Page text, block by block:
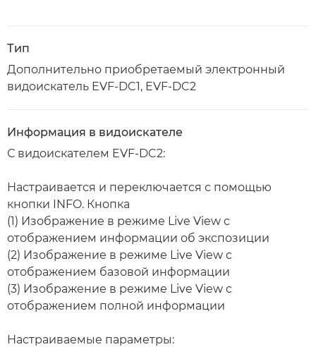
Тип
Дополнительно приобретаемый электронный
видоискатель EVF-DC1, EVF-DC2
Информация в видоискателе
С видоискателем EVF-DC2:
Настраивается и переключается с помощью
кнопки INFO. Кнопка
(1) Изображение в режиме Live View с
отображением информации об экспозиции
(2) Изображение в режиме Live View с
отображением базовой информации
(3) Изображение в режиме Live View с
отображением полной информации
Настраиваемые параметры: